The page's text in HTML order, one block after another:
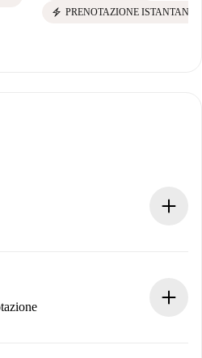
electric_bolt PRENOTAZIONE ISTANTANEA
necessarie in anticipo.